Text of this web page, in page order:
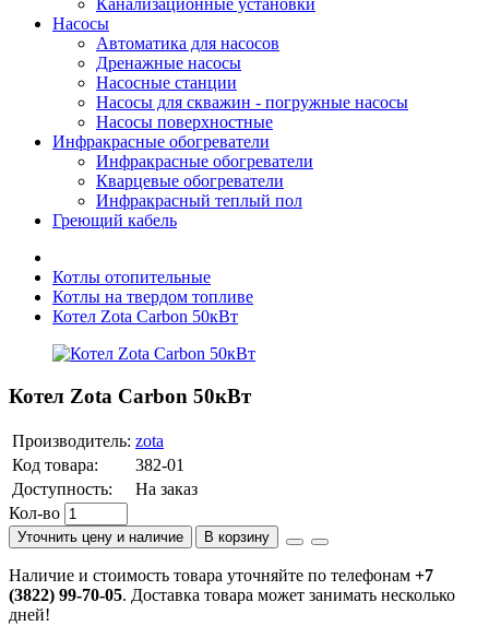
Канализационные установки
Насосы
Автоматика для насосов
Дренажные насосы
Насосные станции
Насосы для скважин - погружные насосы
Насосы поверхностные
Инфракрасные обогреватели
Инфракрасные обогреватели
Кварцевые обогреватели
Инфракрасный теплый пол
Греющий кабель
Котлы отопительные
Котлы на твердом топливе
Котел Zota Carbon 50кВт
Котел Zota Carbon 50кВт
Производитель: zota
Код товара:
382-01
Доступность:
На заказ
Кол-во
В корзину
Уточнить цену и наличие
Наличие и стоимость товара уточняйте по телефонам +7
(3822) 99-70-05. Доставка товара может занимать несколько
дней!